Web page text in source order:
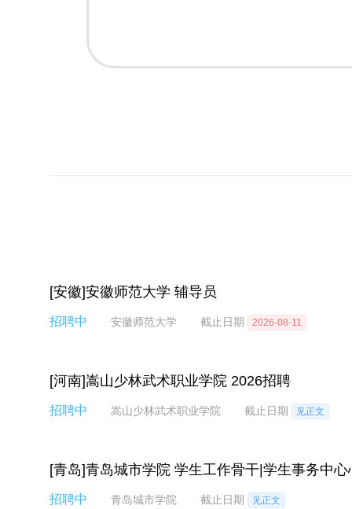
[安徽]安徽师范大学 辅导员
招聘中 安徽师范大学 截止日期 2026-08-11
[河南]嵩山少林武术职业学院 2026招聘
招聘中 嵩山少林武术职业学院 截止日期 见正文
[青岛]青岛城市学院 学生工作骨干|学生事务中
招聘中 青岛城市学院 截止日期 见正文